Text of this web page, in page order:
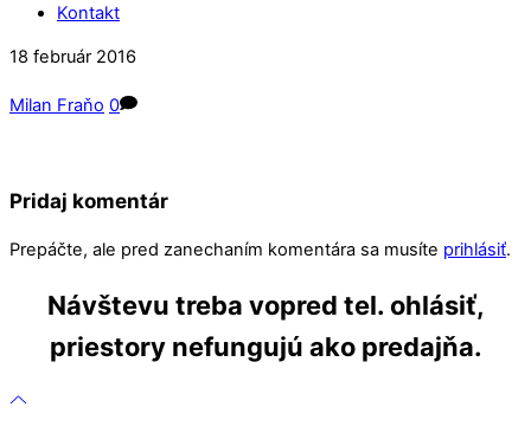
Kontakt
Close
Close
18 február 2016
Milan Fraňo 0
Pridaj komentár
Prepáčte, ale pred zanechaním komentára sa musíte prihlásiť.
Návštevu treba vopred tel. ohlásiť,
priestory nefungujú ako predajňa.